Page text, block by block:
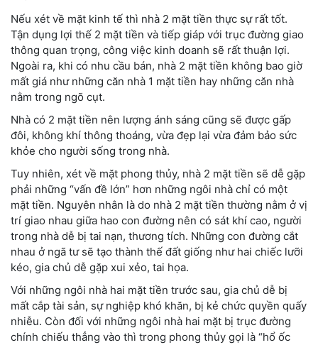
Nếu xét về mặt kinh tế thì nhà 2 mặt tiền thực sự rất tốt.
Tận dụng lợi thế 2 mặt tiền và tiếp giáp với trục đường giao
thông quan trọng, công việc kinh doanh sẽ rất thuận lợi.
Ngoài ra, khi có nhu cầu bán, nhà 2 mặt tiền không bao giờ
mất giá như những căn nhà 1 mặt tiền hay những căn nhà
nằm trong ngõ cụt.
Nhà có 2 mặt tiền nên lượng ánh sáng cũng sẽ được gấp
đôi, không khí thông thoáng, vừa đẹp lại vừa đảm bảo sức
khỏe cho người sống trong nhà.
Tuy nhiên, xét về mặt phong thủy, nhà 2 mặt tiền sẽ dễ gặp
phải những “vấn đề lớn” hơn những ngôi nhà chỉ có một
mặt tiền. Nguyên nhân là do nhà 2 mặt tiền thường nằm ở vị
trí giao nhau giữa hao con đường nên có sát khí cao, người
trong nhà dễ bị tai nạn, thương tích. Những con đường cắt
nhau ở ngã tư sẽ tạo thành thế đất giống như hai chiếc lưỡi
kéo, gia chủ dễ gặp xui xẻo, tai họa.
Với những ngôi nhà hai mặt tiền trước sau, gia chủ dễ bị
mất cắp tài sản, sự nghiệp khó khăn, bị kẻ chức quyền quấy
nhiễu. Còn đối với những ngôi nhà hai mặt bị trục đường
chính chiếu thẳng vào thì trong phong thủy gọi là “hổ ốc